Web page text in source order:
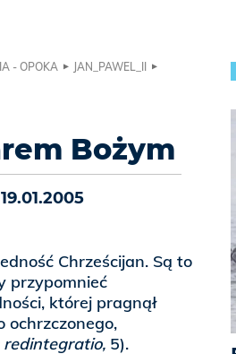
- OPOKA
JAN_PAWEL_II
Bożym
Chrześcijan. Są to
przypomnieć
której pragnął
ochrzczonego,
5).